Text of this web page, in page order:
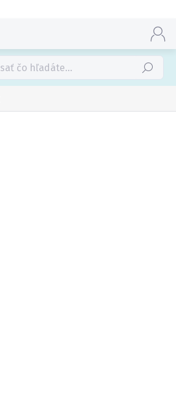
Hľadať